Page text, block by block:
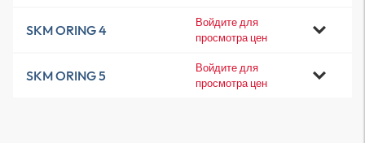
SKM ORING 4
Войдите для
просмотра цен
SKM ORING 5
Войдите для
просмотра цен